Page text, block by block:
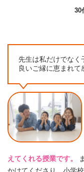
30
先生は私だけでなく
良いご縁に恵まれて
えてくれる授業です。
かけてくださり、小学